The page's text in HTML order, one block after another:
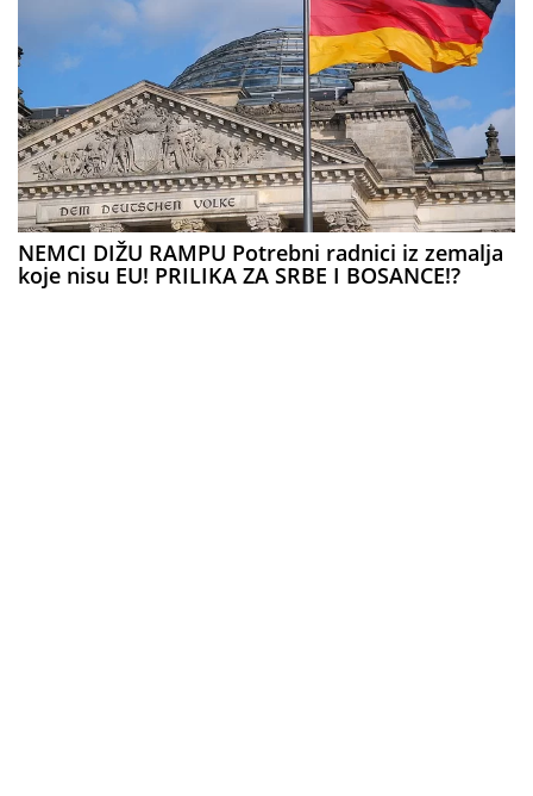
NEMCI DIŽU RAMPU Potrebni radnici iz zemalja
koje nisu EU! PRILIKA ZA SRBE I BOSANCE!?